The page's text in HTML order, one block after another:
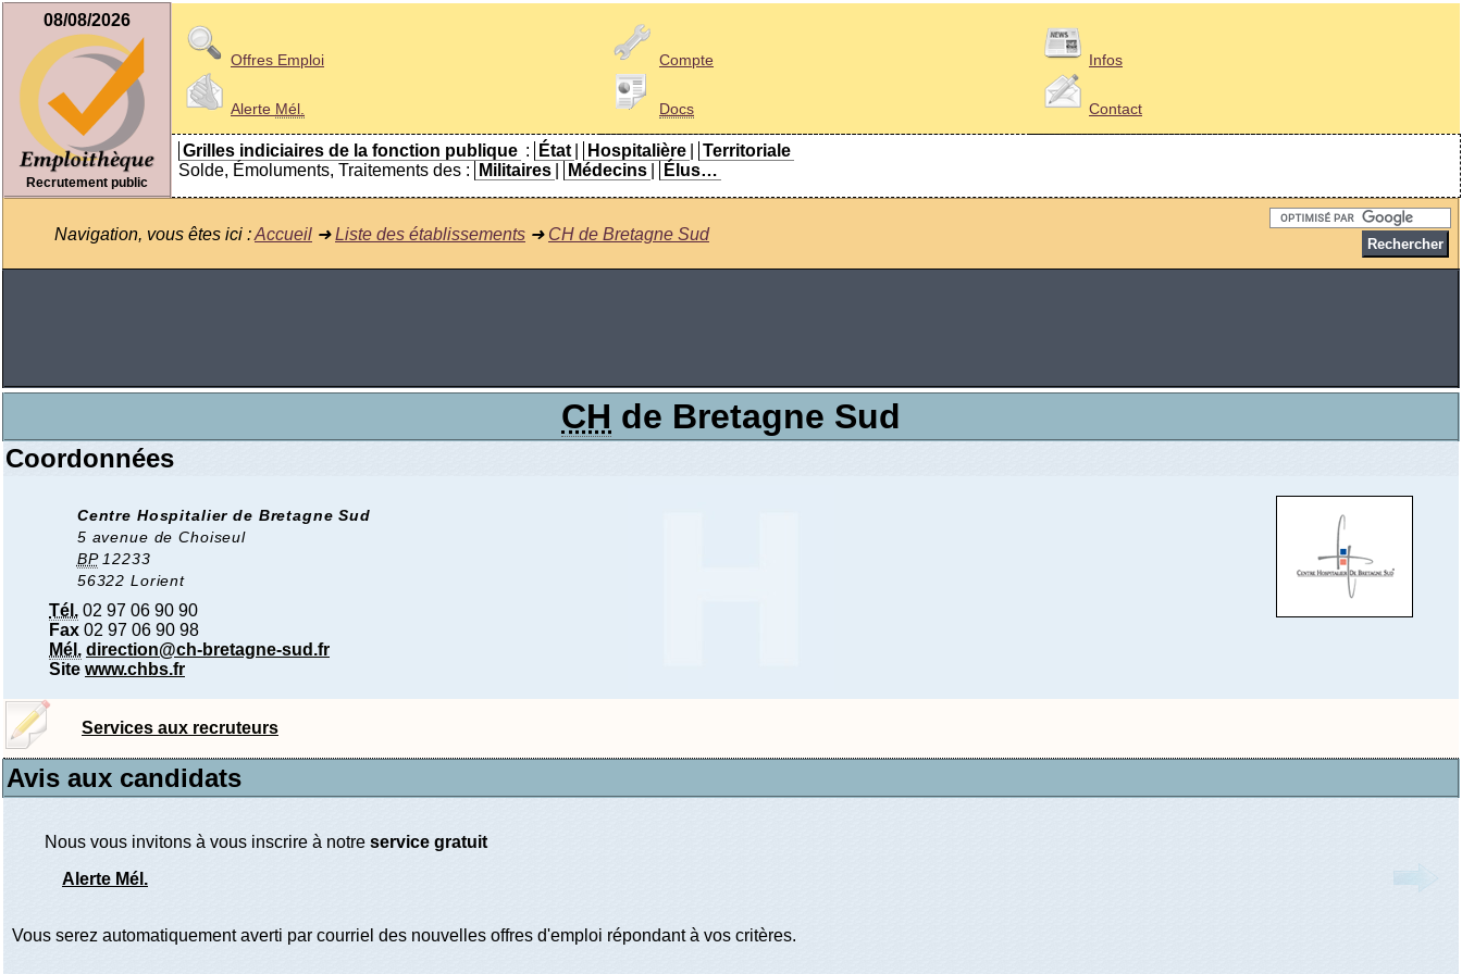
08/08/2026
Recrutement public
Offres Emploi
Alerte Mél.
Compte
Docs
Infos
Contact
Grilles indiciaires de la fonction publique : État Hospitalière
Territoriale
Solde, Émoluments, Traitements des :
Militaires Médecins Élus…
Navigation, vous êtes ici :Accueil ➜Liste des établissements ➜ CH de Bretagne Sud
CH de Bretagne Sud
Coordonnées
Centre Hospitalier de Bretagne Sud
5 avenue de Choiseul
BP12233
56322 Lorient
Tél. 02 97 06 90 90
Fax 02 97 06 90 98
Mél. direction@ch-bretagne-sud.fr
Site www.chbs.fr
Services aux recruteurs
Avis aux candidats
Nous vous invitons à vous inscrire à notre service gratuit
Alerte Mél.
Vous serez automatiquement averti par courriel des nouvelles offres d'emploi répondant à vos critères.